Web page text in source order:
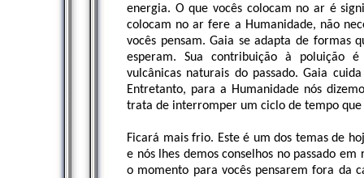
energia. O que vocês colocam no ar é
colocam no ar fere a Humanidade, não
vocês pensam. Gaia se adapta de formas
esperam. Sua contribuição à poluição
vulcânicas naturais do passado. Gaia
Entretanto, para a Humanidade nós
trata de interromper um ciclo de tempo que
Ficará mais frio. Este é um dos temas de
e nós lhes demos conselhos no passado
o momento para vocês pensarem fora da